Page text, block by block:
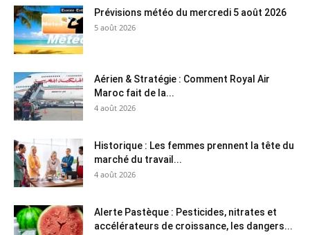
Prévisions météo du mercredi 5 août 2026
5 août 2026
Aérien & Stratégie : Comment Royal Air
Maroc fait de la...
4 août 2026
Historique : Les femmes prennent la tête du
marché du travail...
4 août 2026
Alerte Pastèque : Pesticides, nitrates et
accélérateurs de croissance, les dangers...